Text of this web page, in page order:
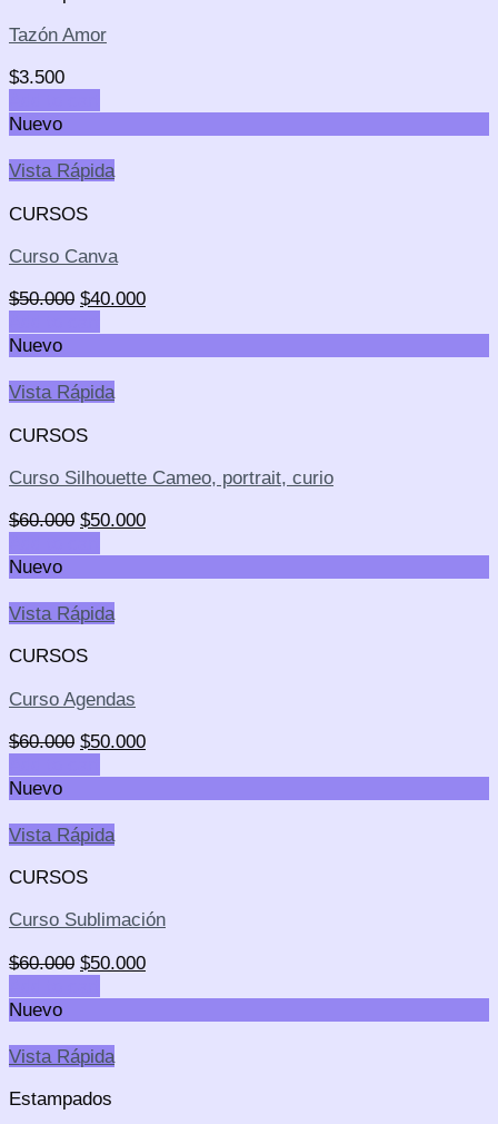
Tazón Amor
$3.500
Nuevo
Vista Rápida
CURSOS
Curso Canva
$50.000 $40.000
Nuevo
Vista Rápida
CURSOS
Curso Silhouette Cameo, portrait, curio
$60.000 $50.000
Nuevo
Vista Rápida
CURSOS
Curso Agendas
$60.000 $50.000
Nuevo
Vista Rápida
CURSOS
Curso Sublimación
$60.000 $50.000
Nuevo
Vista Rápida
Estampados